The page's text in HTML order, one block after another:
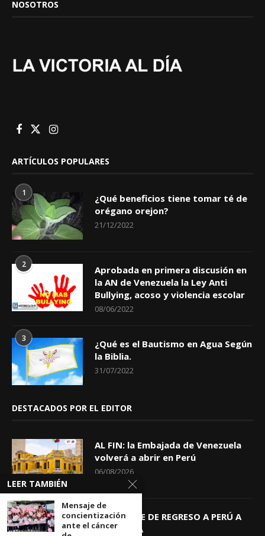
NOSOTROS
ARTÍCULOS POPULARES
1
¿Qué beneficios tiene tomar té de
orégano orejon?
21/12/2022
2
Aprobada en primera discusión en
la AN de Venezuela la Ley Anti
Bullying, acoso y violencia escolar
08/06/2022
3
¿Qué es el Bautismo en Agua Según
la Biblia.
31/07/2022
DESTACADOS POR EL EDITOR
AL FIN: la Embajada de Venezuela
volverá a abrir en Perú
06/08/2026
KEIKO TRAE DE REGRESO A PERÚ A
GIOVANNA
LEER TAMBIÉN
Mensaje de
concientización
ante el cáncer